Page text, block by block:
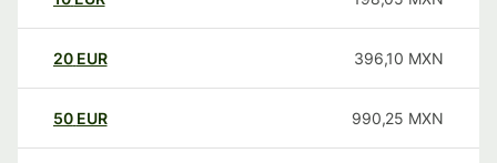
20 EUR 396,10 MXN
50 EUR 990,25 MXN